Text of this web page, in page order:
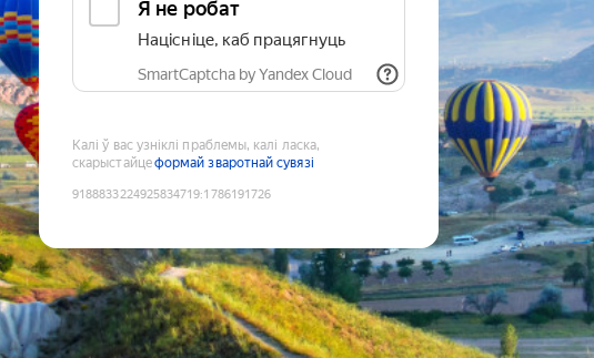
Я не робат
Націсніце, каб працягнуць
SmartCaptcha by Yandex Cloud
Калі ў вас узніклі праблемы, калі ласка,
скарыстайцеформай зваротнай сувязі
9188833224925834719:1786191726